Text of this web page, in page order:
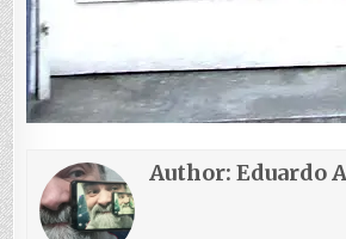
Author:Eduardo